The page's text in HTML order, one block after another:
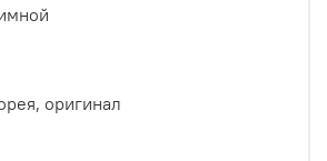
оригинал